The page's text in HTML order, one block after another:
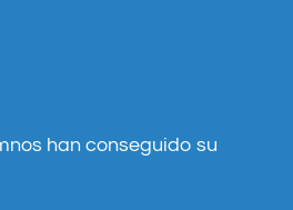
han conseguido su